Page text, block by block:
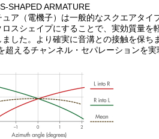
SHAPED ARMATURE
ュア（電機子）は一般的なスクエアタ
ロスシェイプにすることで、実効質量
ました。より確実に音溝との接触を保
超えるチャンネル・セパレーションを